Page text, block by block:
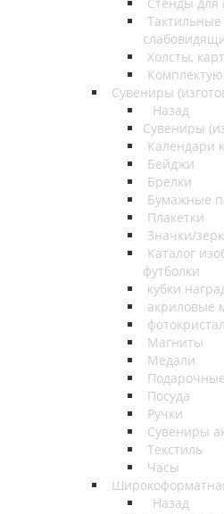
Холсты,
Сувениры
Назад
Сувениры
Календари
Бейджи
Брелки
Бумажные
Плакетки
Значки/
Каталог
футболки
кубки
акриловые
Магниты
Медали
Посуда
Ручки
Сувениры
Текстиль
Часы
Назад